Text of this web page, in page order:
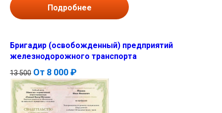
Подробнее
Бригадир (освобожденный) предприятий
железнодорожного транспорта
13 500 От 8 000 ₽